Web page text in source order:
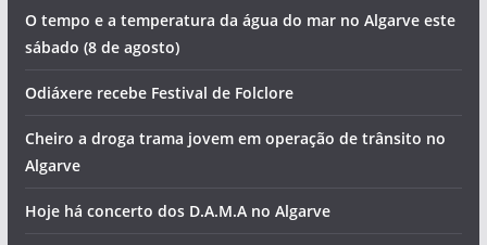
O tempo e a temperatura da água do mar no Algarve este
sábado (8 de agosto)
Odiáxere recebe Festival de Folclore
Cheiro a droga trama jovem em operação de trânsito no
Algarve
Hoje há concerto dos D.A.M.A no Algarve